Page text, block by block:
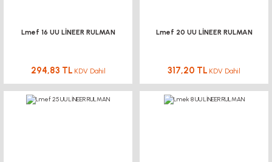
Lmef 16 UU LİNEER RULMAN
294,83 TL KDV Dahil
Lmef 20 UU LİNEER RULMAN
317,20 TL KDV Dahil